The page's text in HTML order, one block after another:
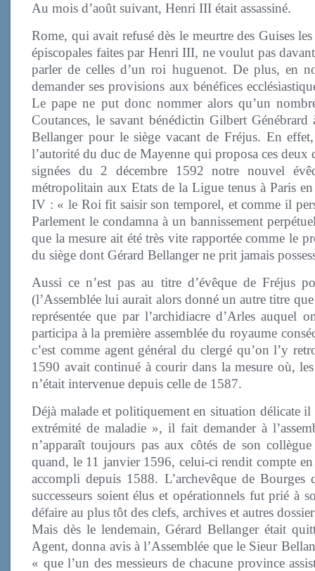
Au mois d’août suivant, Henri III était assassiné.
Rome, qui avait refusé dès le meurtre des Guises
épiscopales faites par Henri III, ne voulut pas
parler de celles d’un roi huguenot. De plus, en
demander ses provisions aux bénéfices
Le pape ne put donc nommer alors qu’un
Coutances, le savant bénédictin Gilbert
Bellanger pour le siège vacant de Fréjus. En
l’autorité du duc de Mayenne qui proposa ces
signées du 2 décembre 1592 notre nouvel
métropolitain aux Etats de la Ligue tenus à Paris en
IV : « le Roi fit saisir son temporel, et comme il
Parlement le condamna à un bannissement
que la mesure ait été très vite rapportée comme le
du siège dont Gérard Bellanger ne prit jamais
Aussi ce n’est pas au titre d’évêque de Fréjus
(l’Assemblée lui aurait alors donné un autre titre
représentée que par l’archidiacre d’Arles auquel
participa à la première assemblée du royaume
c’est comme agent général du clergé qu’on l’y
1590 avait continué à courir dans la mesure où,
n’était intervenue depuis celle de 1587.
Déjà malade et politiquement en situation délicate
extrémité de maladie », il fait demander à
n’apparaît toujours pas aux côtés de son
quand, le 11 janvier 1596, celui-ci rendit compte
accompli depuis 1588. L’archevêque de
successeurs soient élus et opérationnels fut prié à
défaire au plus tôt des clefs, archives et autres
Mais dès le lendemain, Gérard Bellanger était
Agent, donna avis à l’Assemblée que le Sieur
« que l’un des messieurs de chacune province